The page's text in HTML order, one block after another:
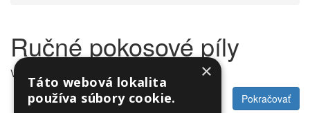
Ručné pokosové píly
V tejto kategórii nie sú žiadne produkty.
Pokračovať
×
Táto webová lokalita
používa súbory cookie.